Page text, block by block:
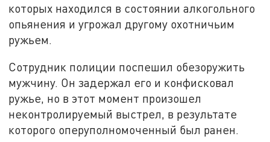
которых находился в состоянии алкогольного
опьянения и угрожал другому охотничьим
ружьем.
Сотрудник полиции поспешил обезоружить
мужчину. Он задержал его и конфисковал
ружье, но в этот момент произошел
неконтролируемый выстрел, в результате
которого оперуполномоченный был ранен.